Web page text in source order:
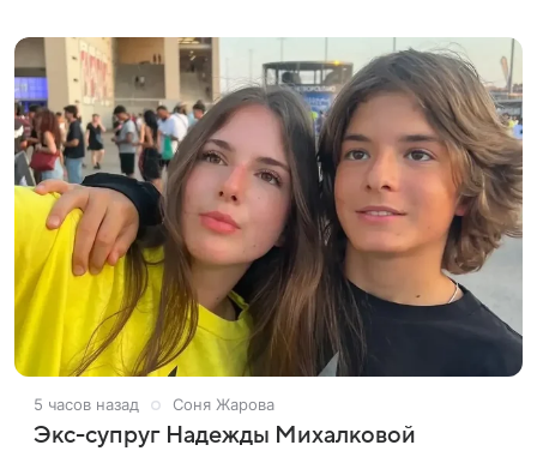
5 часов назад Соня Жарова
Экс-супруг Надежды Михалковой